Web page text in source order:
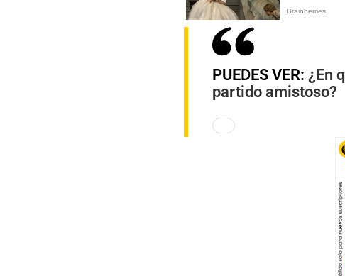
PUEDES VER: ¿En
partido amistoso?